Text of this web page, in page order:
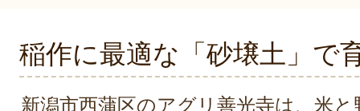
稲作に最適な「砂壌土」で
新潟市西蒲区のアグリ善光寺は、米